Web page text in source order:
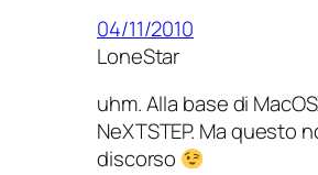
04/11/2010
LoneStar
uhm. Alla base di
NeXTSTEP. Ma questo
discorso